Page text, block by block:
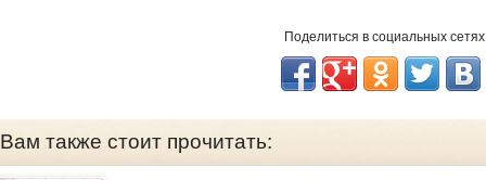
Поделиться в социальных сетях
Вам также стоит прочитать: